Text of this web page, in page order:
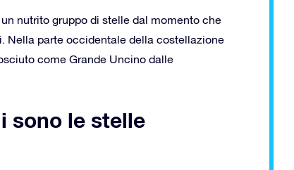
nutrito gruppo di stelle dal momento che
Nella parte occidentale della costellazione
come Grande Uncino dalle
sono le stelle